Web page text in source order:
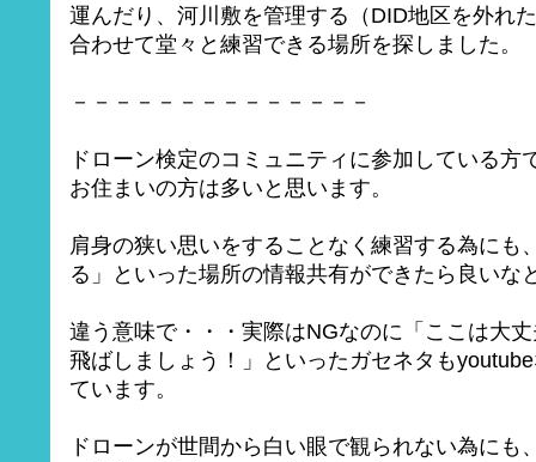
運んだり、河川敷を管理する（DID地区を外れ
合わせて堂々と練習できる場所を探しました。
－－－－－－－－－－－－－－
ドローン検定のコミュニティに参加している方
お住まいの方は多いと思います。
肩身の狭い思いをすることなく練習する為にも
る」といった場所の情報共有ができたら良いな
違う意味で・・・実際はNGなのに「ここは大
飛ばしましょう！」といったガセネタも
ています。
ドローンが世間から白い眼で観られない為にも